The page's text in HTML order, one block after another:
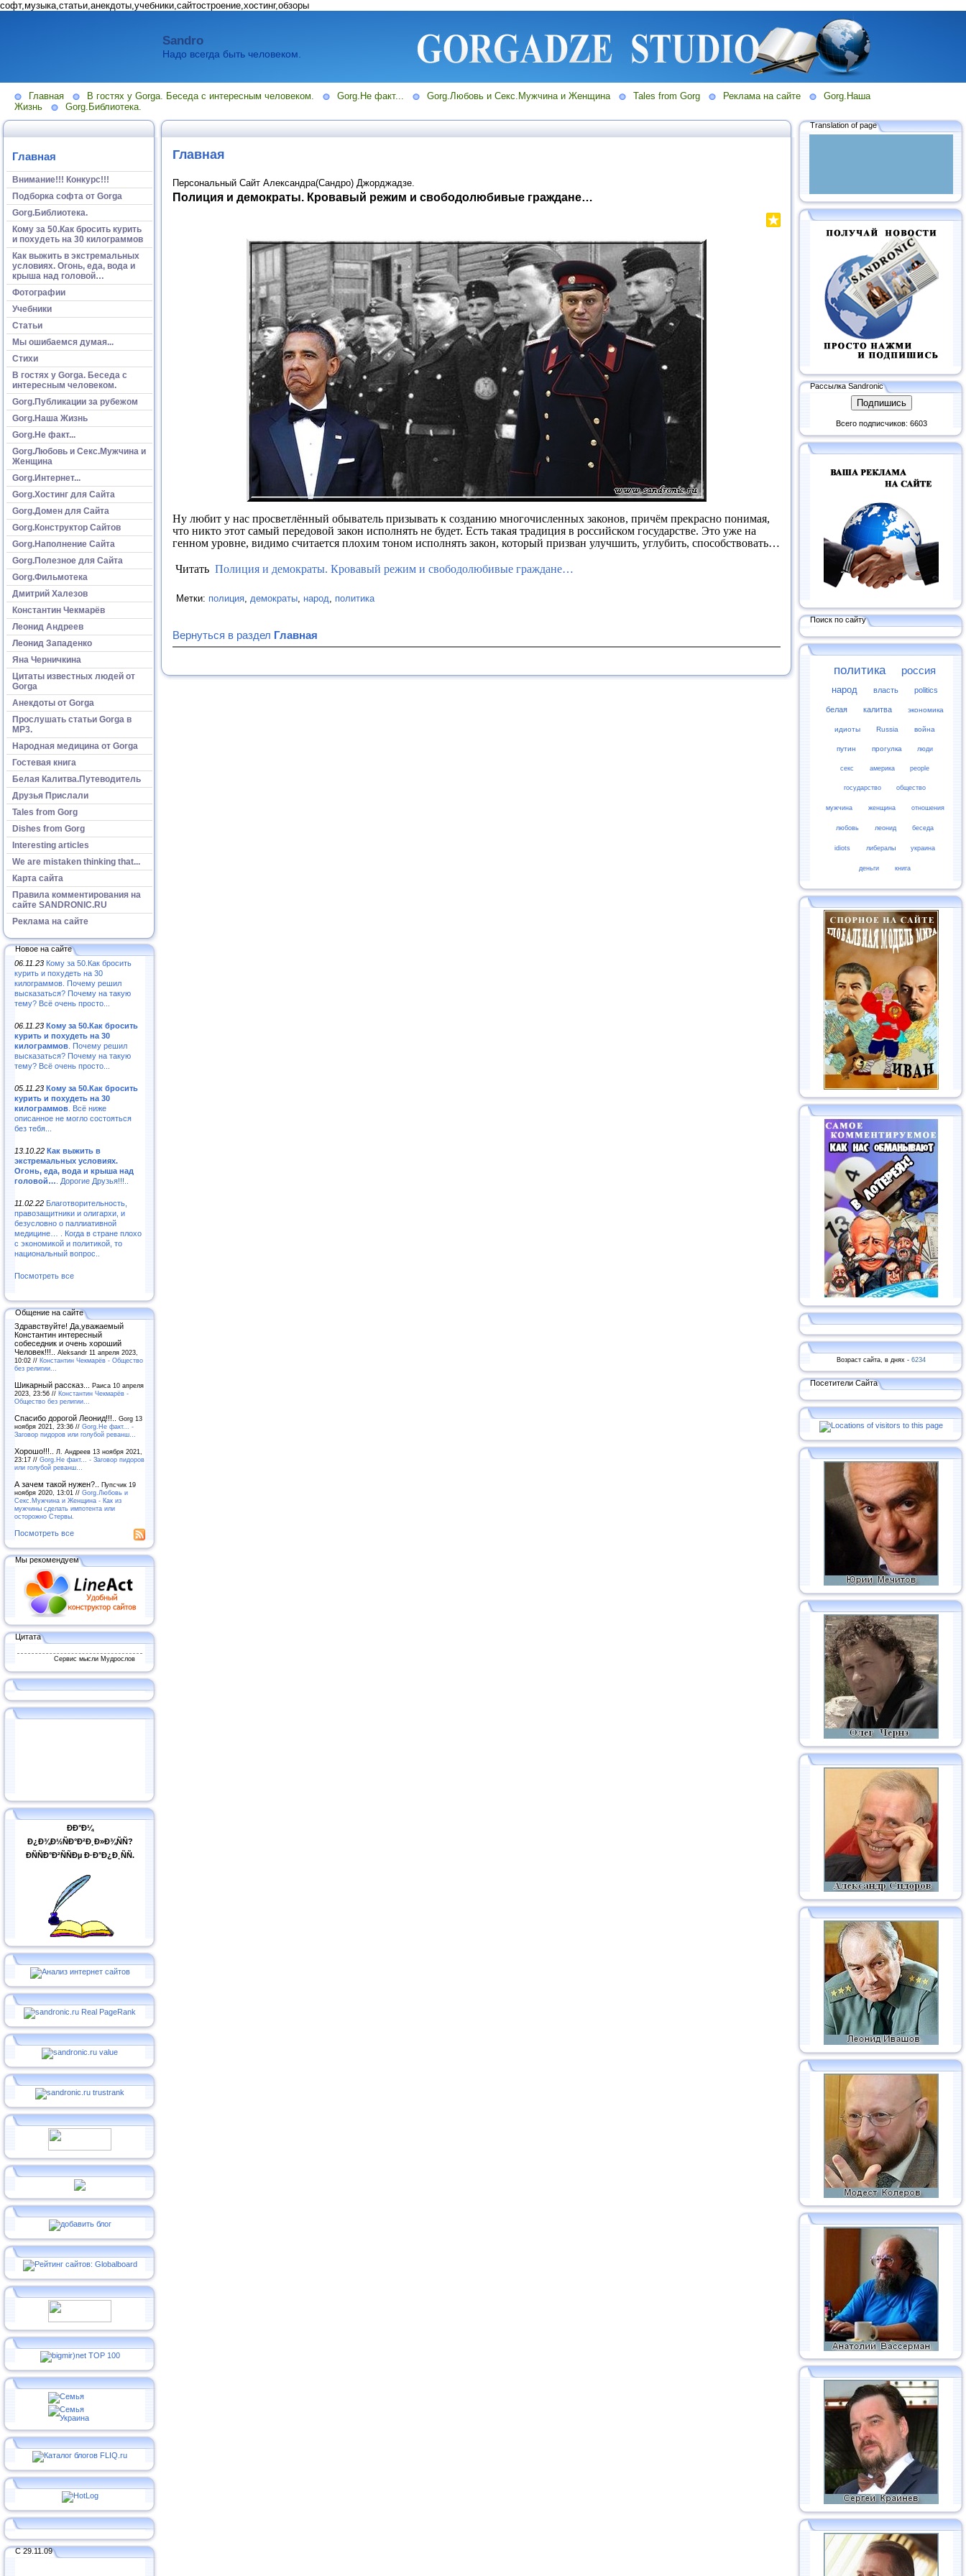
софт,музыка,статьи,анекдоты,учебники,сайтостроение,хостинг,обзоры
Sandro
Надо всегда быть человеком.
Главная В гостях у Gorga. Беседа с интересным человеком. Gorg.Не факт... Gorg.Любовь и Секс.Мужчина и Женщина Tales from Gorg Реклама на сайте
Gorg.Наша
Жизнь
Gorg.Библиотека.
Главная
Внимание!!! Конкурс!!!
Подборка софта от Gorga
Gorg.Библиотека.
Кому за 50.Как бросить курить
и похудеть на 30 килограммов
Как выжить в экстремальных
условиях. Огонь, еда, вода и
крыша над головой…
Фотографии
Учебники
Статьи
Мы ошибаемся думая...
Стихи
В гостях у Gorga. Беседа с
интересным человеком.
Gorg.Публикации за рубежом
Gorg.Наша Жизнь
Gorg.Не факт...
Gorg.Любовь и Секс.Мужчина и
Женщина
Gorg.Интернет...
Gorg.Хостинг для Сайта
Gorg.Домен для Сайта
Gorg.Конструктор Сайтов
Gorg.Наполнение Сайта
Gorg.Полезное для Сайта
Gorg.Фильмотека
Дмитрий Халезов
Константин Чекмарёв
Леонид Андреев
Леонид Западенко
Яна Черничкина
Цитаты известных людей от
Gorga
Анекдоты от Gorga
Прослушать статьи Gorga в
МР3.
Народная медицина от Gorga
Гостевая книга
Белая Калитва.Путеводитель
Друзья Прислали
Tales from Gorg
Dishes from Gorg
Interesting articles
We are mistaken thinking that...
Карта сайта
Правила комментирования на
сайте SANDRONIC.RU
Реклама на сайте
Новое на сайте
06.11.23 Кому за 50.Как бросить
курить и похудеть на 30
килограммов. Почему решил
высказаться? Почему на такую
тему? Всё очень просто...
06.11.23 Кому за 50.Как бросить
курить и похудеть на 30
килограммов . Почему решил
высказаться? Почему на такую
тему? Всё очень просто...
05.11.23 Кому за 50.Как бросить
курить и похудеть на 30
килограммов . Всё ниже
описанное не могло состояться
без тебя...
13.10.22 Как выжить в
экстремальных условиях.
Огонь, еда, вода и крыша над
головой… . Дорогие Друзья!!!..
11.02.22 Благотворительность,
правозащитники и олигархи, и
безусловно о паллиативной
медицине… . Когда в стране плохо
с экономикой и политикой, то
национальный вопрос..
Посмотреть все
Общение на сайте
Здравствуйте! Да,уважаемый
Константин интересный
собеседник и очень хороший
Человек!!!.. Aleksandr 11 апреля 2023,
10:02 // Константин Чекмарёв - Общество
без религии...
Шикарный рассказ... Раиса 10 апреля
2023, 23:56 // Константин Чекмарёв -
Общество без религии...
Спасибо дорогой Леонид!!!.. Gorg 13
ноября 2021, 23:36 // Gorg.Не факт... -
Заговор пидоров или голубой реванш…
Хорошо!!!..
Л. Андреев 13 ноября 2021,
23:17 // Gorg.Не факт... - Заговор пидоров
или голубой реванш…
А зачем такой нужен?.. Пупсчик 19
ноября 2020, 13:01 // Gorg.Любовь и
Секс.Мужчина и Женщина - Как из
мужчины сделать импотента или
осторожно Стервы.
Посмотреть все
Мы рекомендуем
Цитата
Сервис мысли Мудрослов
ÐÐ°Ð¼
Ð¿Ð¾Ð½ÑÐ°Ð²Ð¸Ð»Ð¾ÑÑ?
ÐÑÑÐ°Ð²ÑÑÐµ Ð·Ð°Ð¿Ð¸ÑÑ.
С 29.11.09
Главная
Персональный Сайт Александра(Сандро) Джорджадзе.
Полиция и демократы. Кровавый режим и свободолюбивые граждане…
Ну любит у нас просветлённый обыватель призывать к созданию многочисленных законов, причём прекрасно понимая,
что никто этот самый передовой закон исполнять не будет. Есть такая традиция в российском государстве. Это уже на
генном уровне, видимо считается плохим тоном исполнять закон, который призван улучшить, углубить, способствовать…
Читать Полиция и демократы. Кровавый режим и свободолюбивые граждане…
Метки: полиция, демократы, народ, политика
Вернуться в раздел Главная
Translation of page
Рассылка Sandronic
Всего подписчиков: 6603
Поиск по сайту
политика россия
народ власть politics
белая калитва экономика
идиоты Russia война
путин прогулка люди
секс америка people
государство общество
мужчина женщина отношения
любовь леонид беседа
idiots либералы украина
деньги книга
Возраст сайта, в днях - 6234
Посетители Сайта